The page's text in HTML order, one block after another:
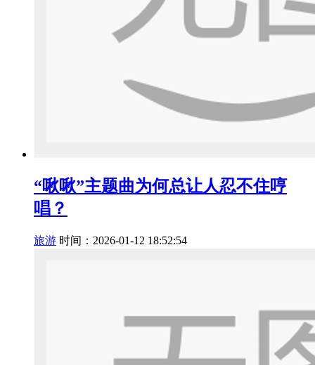
“啾啾”主题曲为何总让人忍不住哼
唱？
旅游 时间：2026-01-12 18:52:54